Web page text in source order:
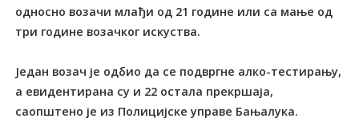
односно возачи млађи од 21 године или са мање од
три године возачког искуства.
Један возач је одбио да се подвргне алко-тестирању,
а евидентирана су и 22 остала прекршаја,
саопштено је из Полицијске управе Бањалука.